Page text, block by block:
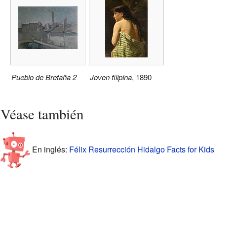
Pueblo de Bretaña 2 Joven filipina, 1890
Véase también
En inglés: Félix Resurrección Hidalgo Facts for Kids